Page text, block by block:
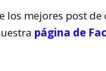
los mejores post de
página de